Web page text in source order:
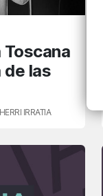
Toscana
de las
IRRATIA